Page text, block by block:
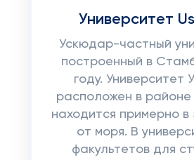
Университет
Ускюдар-частный
построенный в
году. Университет
расположен в
находится примерно
от моря. В
факультетов для